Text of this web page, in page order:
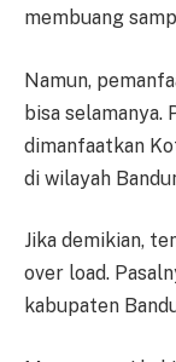
membuang
Namun,
bisa selamanya.
dimanfaatkan
di wilayah
Jika demikian,
over load.
kabupaten